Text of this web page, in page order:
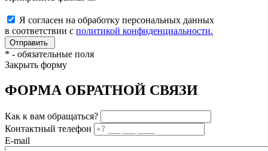
Я согласен на обработку персональных данных
в соответствии с политикой конфиденциальности.
* - обязательные поля
Закрыть форму
ФОРМА ОБРАТНОЙ СВЯЗИ
Как к вам обращаться?
Контактный телефон
E-mail